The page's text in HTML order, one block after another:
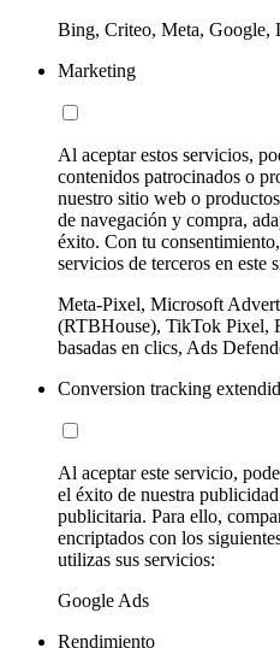
Bing, Criteo, Meta, Google,
Marketing
Al aceptar estos servicios,
contenidos patrocinados o
nuestro sitio web o
de navegación y compra,
éxito. Con tu
servicios de terceros en este
Meta-Pixel, Microsoft
(RTBHouse), TikTok Pixel,
basadas en clics, Ads
Conversion tracking
Al aceptar este servicio,
el éxito de nuestra
publicitaria. Para ello,
encriptados con los
utilizas sus servicios:
Google Ads
Rendimiento